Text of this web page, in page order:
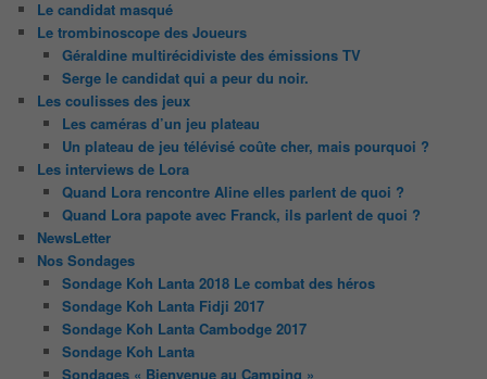
Le candidat masqué
Le trombinoscope des Joueurs
Géraldine multirécidiviste des émissions TV
Serge le candidat qui a peur du noir.
Les coulisses des jeux
Les caméras d’un jeu plateau
Un plateau de jeu télévisé coûte cher, mais pourquoi ?
Les interviews de Lora
Quand Lora rencontre Aline elles parlent de quoi ?
Quand Lora papote avec Franck, ils parlent de quoi ?
NewsLetter
Nos Sondages
Sondage Koh Lanta 2018 Le combat des héros
Sondage Koh Lanta Fidji 2017
Sondage Koh Lanta Cambodge 2017
Sondage Koh Lanta
Sondages « Bienvenue au Camping »